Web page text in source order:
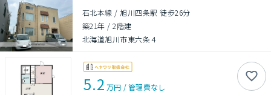
石北本線 / 旭川四条駅 徒歩26分
築21年 /2階建
北海道旭川市東六条４
5.2 万円 /管理費なし